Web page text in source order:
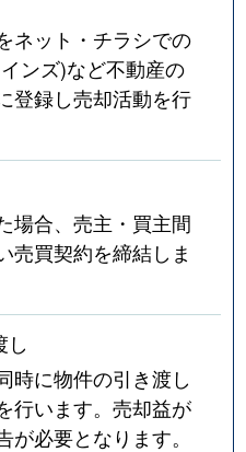
ネット・チラシでの
ンズ)など不動産の
登録し売却活動を行
場合、売主・買主間
売買契約を締結しま
し
時に物件の引き渡し
行います。売却益が
必要となります。